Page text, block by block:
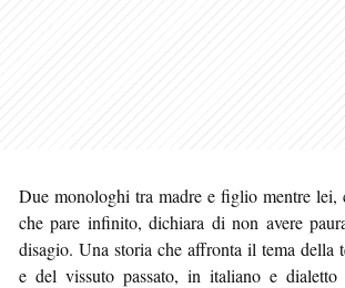
Due monologhi tra madre e figlio mentre lei,
che pare infinito, dichiara di non avere
disagio. Una storia che affronta il tema della
e del vissuto passato, in italiano e